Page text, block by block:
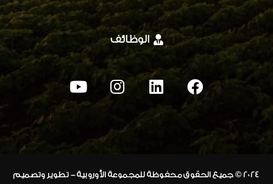
الوظائف
2024 © جميع الحقوق محفوظة للمجموعة الأوروبية – تطوير وتصميم